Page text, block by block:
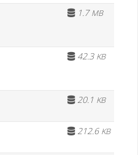
1.7MB
42.3 KB
20.1 KB
212.6 KB